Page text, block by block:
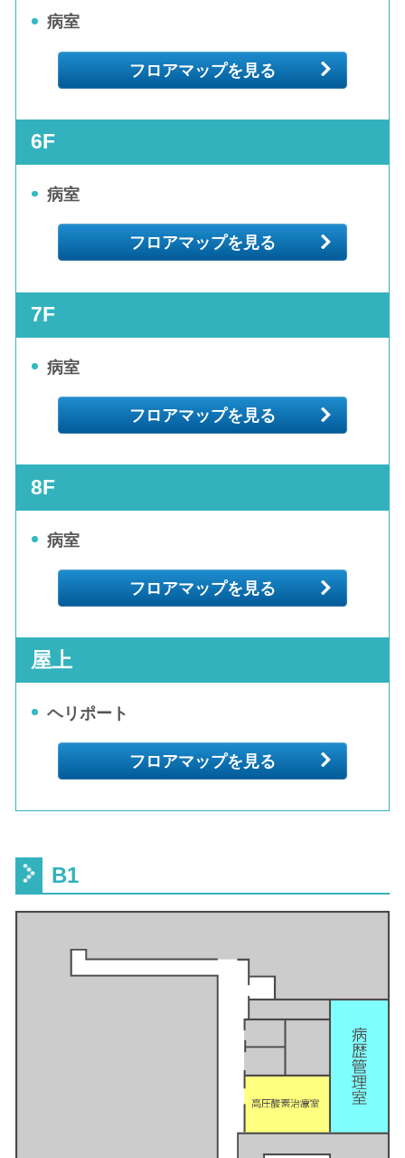
病室
フロアマップを見る
6F
病室
フロアマップを見る
7F
病室
フロアマップを見る
8F
病室
フロアマップを見る
屋上
ヘリポート
フロアマップを見る
B1